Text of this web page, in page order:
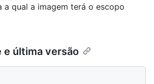
a qual a imagem terá o escopo
e última versão